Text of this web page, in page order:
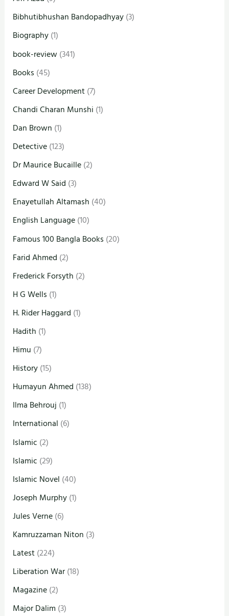
Bibhutibhushan Bandopadhyay(3)
Biography(1)
book-review(341)
Books (45)
Career Development(7)
Chandi Charan Munshi (1)
Dan Brown (1)
Detective(123)
Dr Maurice Bucaille(2)
Edward W Said (3)
Enayetullah Altamash (40)
English Language(10)
Famous 100 Bangla Books (20)
Farid Ahmed (2)
Frederick Forsyth (2)
H G Wells (1)
H. Rider Haggard (1)
Hadith (1)
Himu (7)
History(15)
Humayun Ahmed (138)
Ilma Behrouj (1)
International (6)
Islamic (2)
Islamic (29)
Islamic Novel (40)
Joseph Murphy(1)
Jules Verne(6)
Kamruzzaman Niton (3)
Latest(224)
Liberation War(18)
Magazine(2)
Major Dalim (3)